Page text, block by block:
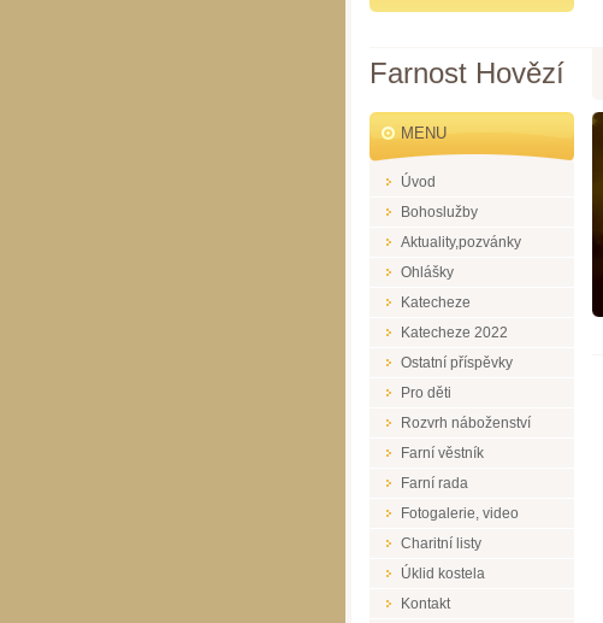
Farnost Hovězí
MENU
Úvod
Bohoslužby
Aktuality,pozvánky
Ohlášky
Katecheze
Katecheze 2022
Ostatní příspěvky
Pro děti
Rozvrh náboženství
Farní věstník
Farní rada
Fotogalerie, video
Charitní listy
Úklid kostela
Kontakt